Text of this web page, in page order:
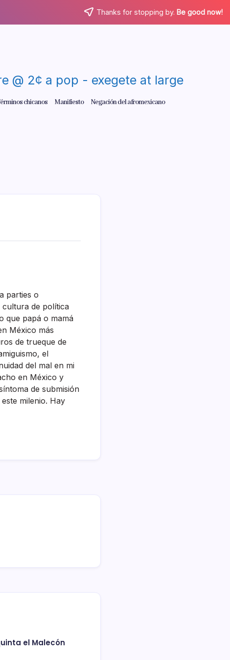
Thanks for stopping by. Be good now!
@ 2¢ a pop - exegete at large
chicanos Manifiesto Negación del afromexicano
parties o
cultura de polí­tica
que papá o mamá
México más
de trueque de
el
del mal en mi
en México y
de submisión
milenio. Hay
el Malecón